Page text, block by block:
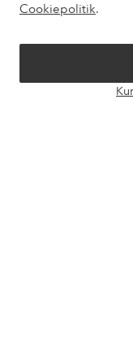
Cookiepolitik.
Mine sider